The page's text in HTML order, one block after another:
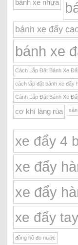
bánh xe nhựa
bánh xe đẩy
bánh xe
Cách Lắp Đặt Bánh Xe
cách lắp đặt bánh xe đẩy
Cánh Lắp Đặt Bánh Xe
cơ khí làng rùa
xe đẩy 4
xe đẩy
xe đẩy
xe đẩy
đồng hồ đo nước